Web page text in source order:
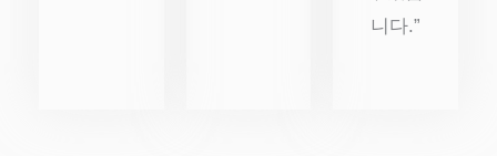
니다.”